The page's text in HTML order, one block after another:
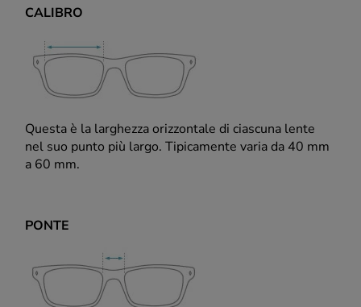
CALIBRO
Questa è la larghezza orizzontale di ciascuna lente
nel suo punto più largo. Tipicamente varia da 40 mm
a 60 mm.
PONTE